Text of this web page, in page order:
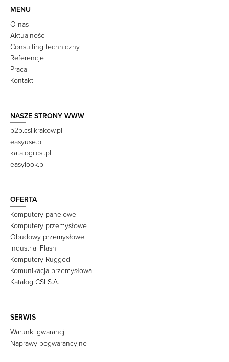
MENU
O nas
Aktualności
Consulting techniczny
Referencje
Praca
Kontakt
NASZE STRONY WWW
b2b.csi.krakow.pl
easyuse.pl
katalogi.csi.pl
easylook.pl
OFERTA
Komputery panelowe
Komputery przemysłowe
Obudowy przemysłowe
Industrial Flash
Komputery Rugged
Komunikacja przemysłowa
Katalog CSI S.A.
SERWIS
Warunki gwarancji
Naprawy pogwarancyjne